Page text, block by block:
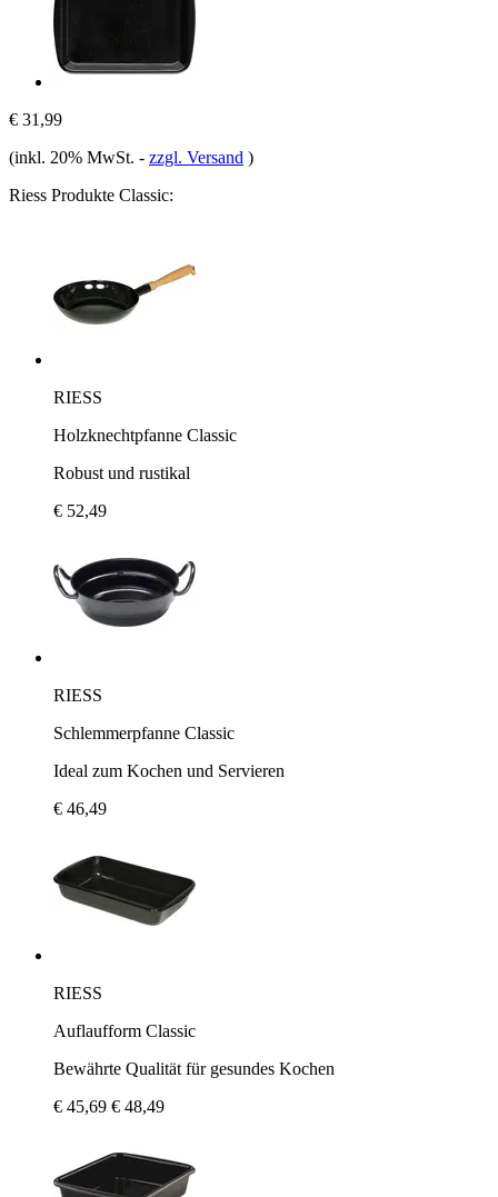
€ 31,99
(inkl. 20% MwSt. - zzgl. Versand )
Riess Produkte Classic:
RIESS
Holzknechtpfanne Classic
Robust und rustikal
€ 52,49
RIESS
Schlemmerpfanne Classic
Ideal zum Kochen und Servieren
€ 46,49
RIESS
Auflaufform Classic
Bewährte Qualität für gesundes Kochen
€ 45,69 € 48,49